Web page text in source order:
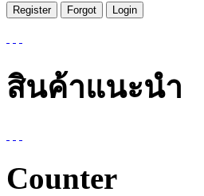
สินค้าแนะนำ
Counter